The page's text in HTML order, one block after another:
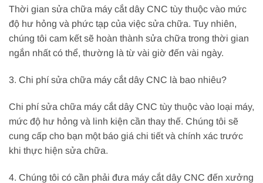
Thời gian sửa chữa máy cắt dây CNC tùy thuộc vào mức
độ hư hỏng và phức tạp của việc sửa chữa. Tuy nhiên,
chúng tôi cam kết sẽ hoàn thành sửa chữa trong thời gian
ngắn nhất có thể, thường là từ vài giờ đến vài ngày.
3. Chi phí sửa chữa máy cắt dây CNC là bao nhiêu?
Chi phí sửa chữa máy cắt dây CNC tùy thuộc vào loại máy,
mức độ hư hỏng và linh kiện cần thay thế. Chúng tôi sẽ
cung cấp cho bạn một báo giá chi tiết và chính xác trước
khi thực hiện sửa chữa.
4. Chúng tôi có cần phải đưa máy cắt dây CNC đến xưởng